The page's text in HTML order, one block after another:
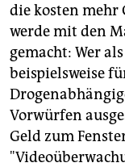
die kosten mehr
werde mit den
gemacht: Wer
beispielsweise
Vorwürfen
Geld zum